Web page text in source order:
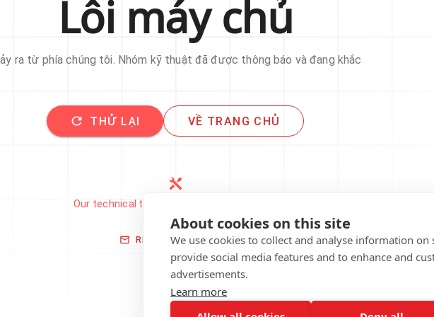
About cookies on this site
We use cookies to collect and analyse information
provide social media features and to enhance and
advertisements.
Learn more
Lỗi máy chủ
ra từ phía chúng tôi. Nhóm kỹ thuật đã được thông báo và đang khắc
THỬ LẠI VỀ TRANG CHỦ
Our technical team has been automatically
notified.
REPORT THIS ISSUE